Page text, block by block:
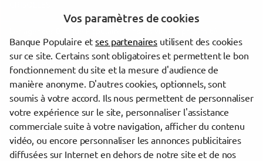
Montauban
Agen
Blagnac
Trouver une agence Banque Populaire
Tarn-et-Garonne
Castelsarrasin
Vos paramètres de cookies
Banque Populaire etses partenaires utilisent des cookies
sur ce site. Certains sont obligatoires et permettent le bon
fonctionnement du site et la mesure d'audience de
manière anonyme. D'autres cookies, optionnels, sont
soumis à votre accord. Ils nous permettent de personnaliser
votre expérience sur le site, personnaliser l'assistance
commerciale suite à votre navigation, afficher du contenu
vidéo, ou encore personnaliser les annonces publicitaires
diffusées sur Internet en dehors de notre site et de nos